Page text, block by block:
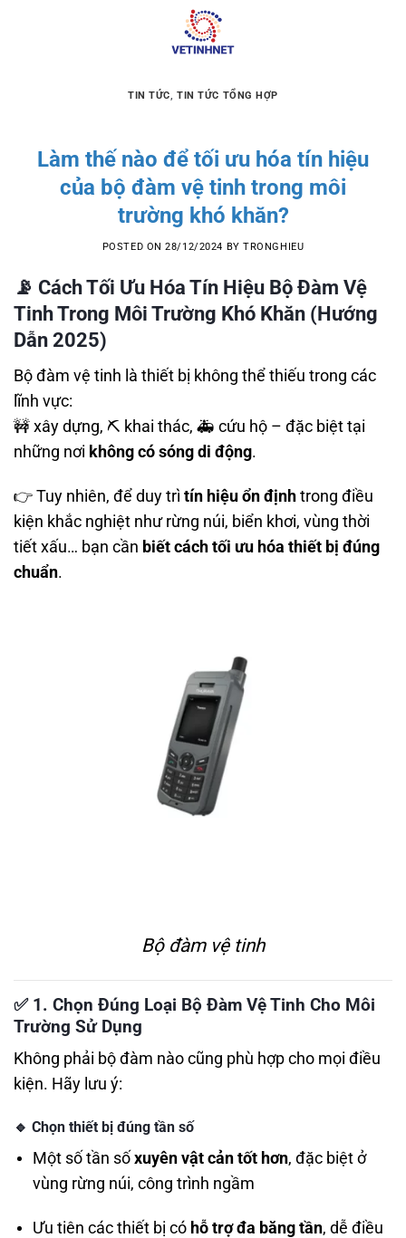
TIN TỨC,TIN TỨC TỔNG HỢP
Làm thế nào để tối ưu hóa tín hiệu
của bộ đàm vệ tinh trong môi
trường khó khăn?
POSTED ON28/12/2024 BYTRONGHIEU
📡 Cách Tối Ưu Hóa Tín Hiệu Bộ Đàm Vệ
Tinh Trong Môi Trường Khó Khăn (Hướng
Dẫn 2025)
Bộ đàm vệ tinh là thiết bị không thể thiếu trong các
lĩnh vực:
🚧 xây dựng, ⛏ khai thác, 🚑 cứu hộ – đặc biệt tại
những nơi không có sóng di động.
👉 Tuy nhiên, để duy trì tín hiệu ổn định trong điều
kiện khắc nghiệt như rừng núi, biển khơi, vùng thời
tiết xấu… bạn cần biết cách tối ưu hóa thiết bị đúng
chuẩn.
Bộ đàm vệ tinh
✅ 1. Chọn Đúng Loại Bộ Đàm Vệ Tinh Cho Môi
Trường Sử Dụng
Không phải bộ đàm nào cũng phù hợp cho mọi điều
kiện. Hãy lưu ý:
🔹 Chọn thiết bị đúng tần số
Một số tần số xuyên vật cản tốt hơn, đặc biệt ở
vùng rừng núi, công trình ngầm
Ưu tiên các thiết bị có hỗ trợ đa băng tần, dễ điều